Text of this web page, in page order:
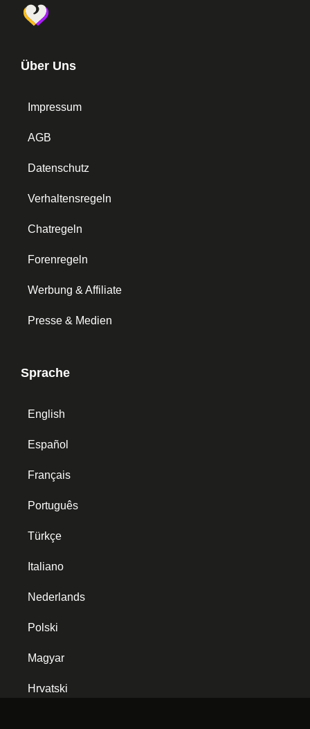
Über Uns
Impressum
AGB
Datenschutz
Verhaltensregeln
Chatregeln
Forenregeln
Werbung & Affiliate
Presse & Medien
Sprache
English
Español
Français
Português
Türkçe
Italiano
Nederlands
Polski
Magyar
Hrvatski